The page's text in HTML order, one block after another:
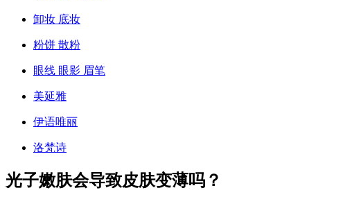
卸妆 底妆
粉饼 散粉
眼线 眼影 眉笔
美延雅
伊语唯丽
洛梵诗
光子嫩肤会导致皮肤变薄吗？